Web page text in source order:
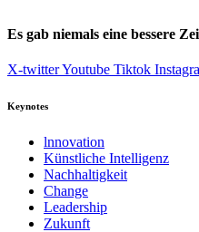
Es gab niemals eine bessere
X-twitterYoutube Tiktok
Keynotes
lnnovation
Künstliche Intelligenz
Nachhaltigkeit
Change
Leadership
Zukunft